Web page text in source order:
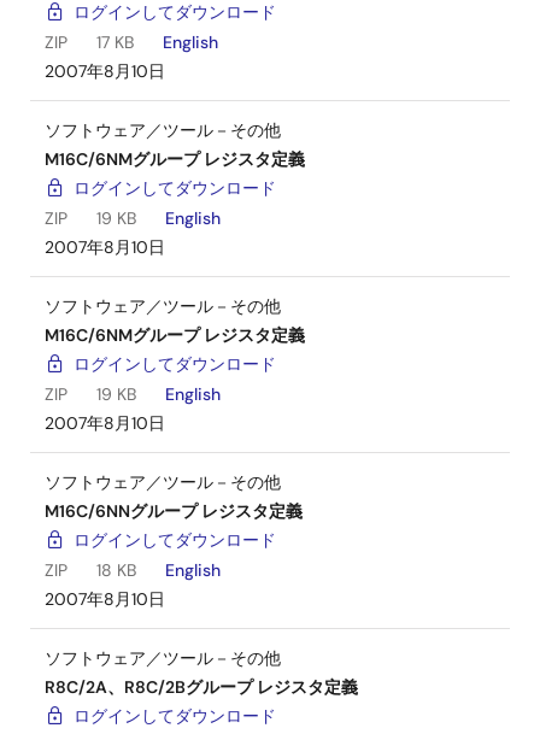
ログインしてダウンロード
ZIP
17 KB
English
2007年8月10日
ソフトウェア／ツール－その他
M16C/6NMグループ レジスタ定義
ログインしてダウンロード
ZIP
19 KB
English
2007年8月10日
ソフトウェア／ツール－その他
M16C/6NMグループ レジスタ定義
ログインしてダウンロード
ZIP
19 KB
English
2007年8月10日
ソフトウェア／ツール－その他
M16C/6NNグループ レジスタ定義
ログインしてダウンロード
ZIP
18 KB
English
2007年8月10日
ソフトウェア／ツール－その他
R8C/2A、R8C/2Bグループ レジスタ定義
ログインしてダウンロード